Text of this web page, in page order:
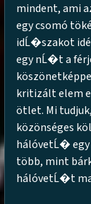
mindent, ami
egy csomó
idĹ�szakot
egy nĹ�t a
kritizált elem
ötlet. Mi
közönséges
hálóvetĹ�
több, mint
hálóvetĹ�t